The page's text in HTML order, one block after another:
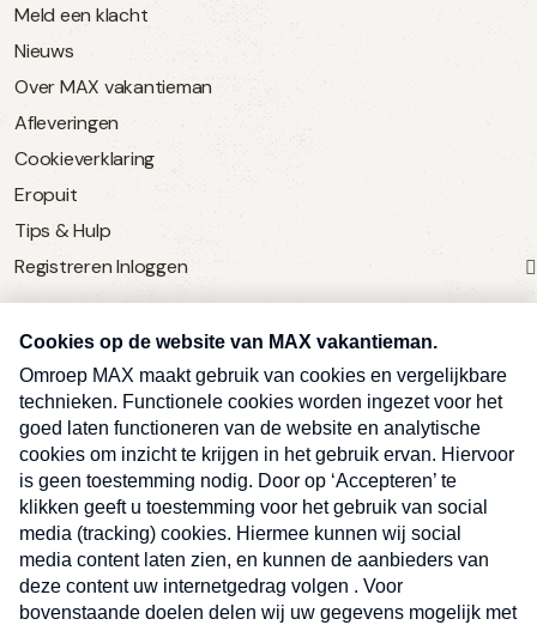
Meld een klacht
Nieuws
Over MAX vakantieman
Afleveringen
Cookieverklaring
Eropuit
Tips & Hulp
Registreren Inloggen
SERVICE
Over Omroep MAX
MAX Vandaag
MAX Meldpunt
Pers
Contact
Algemene voorwaarden
Privacyverklaring
Ben je benieuwd naar meer
vakantienieuws- en tips?